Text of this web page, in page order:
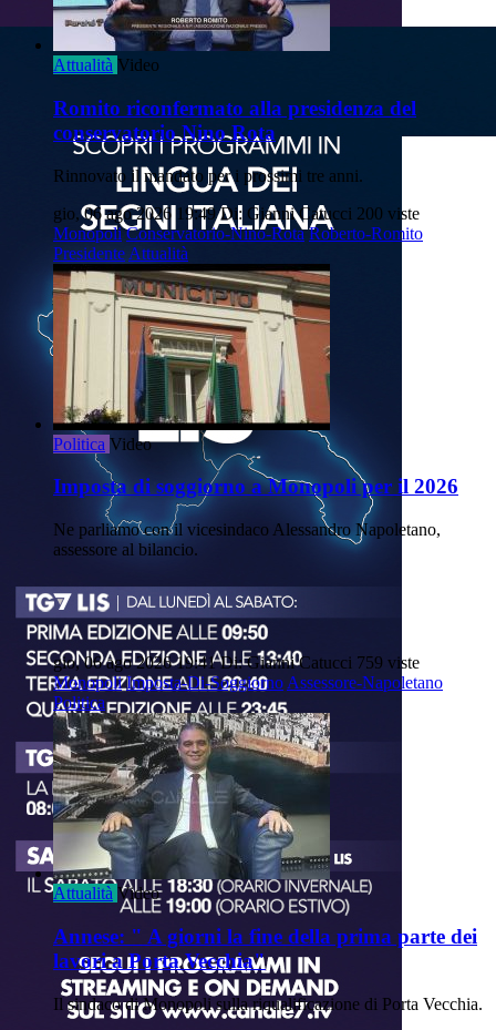
Attualità Video
Romito riconfermato alla presidenza del
conservatorio Nino Rota
Rinnovato il mandato per i prossimi tre anni.
gio, 06 ago 2026 19:49 Di: Gianni Catucci 200 viste
Monopoli Conservatorio-Nino-Rota Roberto-Romito
Presidente Attualità
Politica Video
Imposta di soggiorno a Monopoli per il 2026
Ne parliamo con il vicesindaco Alessandro Napoletano,
assessore al bilancio.
gio, 06 ago 2026 19:41 Di: Gianni Catucci 759 viste
Monopoli Imposta-Di-Soggiorno Assessore-Napoletano
Politica
Attualità Video
Annese: " A giorni la fine della prima parte dei
lavori a Porta Vecchia"
Il sindaco di Monopoli sulla riqualificazione di Porta Vecchia.